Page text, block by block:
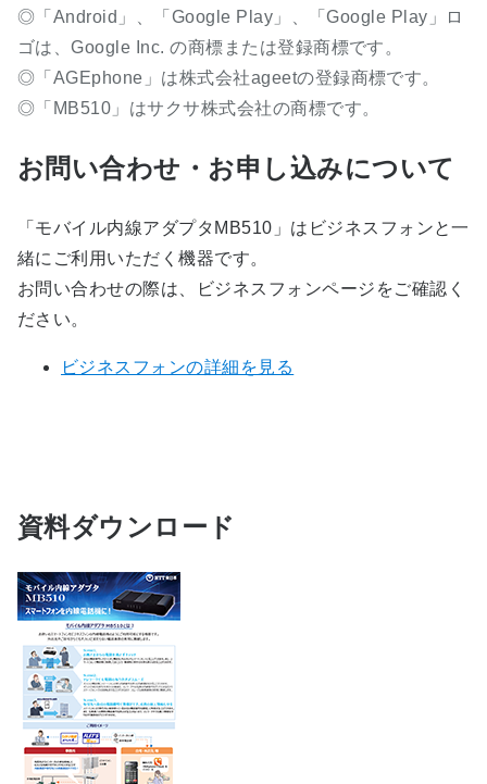
◎「Android」、「Google Play」、「Google Play」ロ
ゴは、Google Inc. の商標または登録商標です。
◎「AGEphone」は株式会社ageetの登録商標です。
◎「MB510」はサクサ株式会社の商標です。
お問い合わせ・お申し込みについて
「モバイル内線アダプタMB510」はビジネスフォンと一
緒にご利用いただく機器です。
お問い合わせの際は、ビジネスフォンページをご確認く
ださい。
ビジネスフォンの詳細を見る
資料ダウンロード